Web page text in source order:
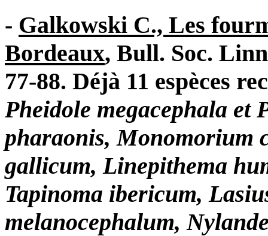
- Galkowski C., Les
Bordeaux, Bull. Soc.
77-88. Déjà 11 espèces
Pheidole megacephala
pharaonis, Monomorium
gallicum, Linepithema
Tapinoma ibericum,
melanocephalum,